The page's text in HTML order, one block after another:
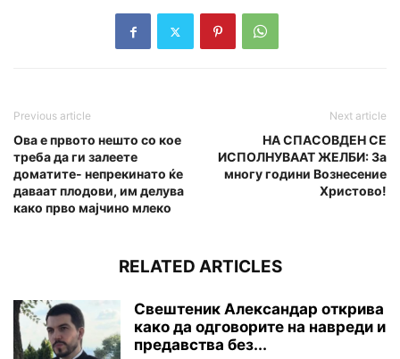
Previous article
Ова е првото нешто со кое
треба да ги залеете
доматите- непрекинато ќе
даваат плодови, им делува
како прво мајчино млеко
Next article
НА СПАСОВДЕН СЕ
ИСПОЛНУВААТ ЖЕЛБИ: За
многу години Вознесение
Христово!
RELATED ARTICLES
Свештеник Александар открива
како да одговорите на навреди и
предавства без...